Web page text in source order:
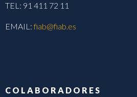
TEL: 91 411 72 11
EMAIL:fiab@fiab.es
COLABORADORES